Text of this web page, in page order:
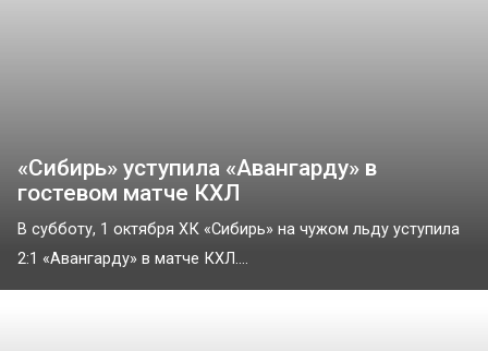
«Сибирь» уступила «Авангарду» в
гостевом матче КХЛ
В субботу, 1 октября ХК «Сибирь» на чужом льду уступила
2:1 «Авангарду» в матче КХЛ....